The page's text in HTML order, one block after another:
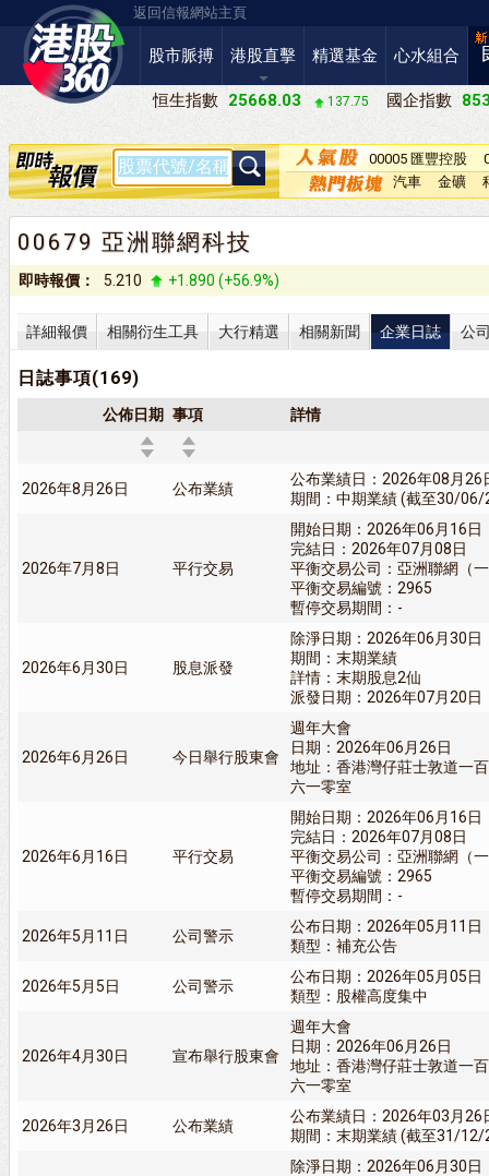
返回信報網站主頁
股市脈搏 港股直擊 精選基金 心水組合
恒生指數 25668.03 137.75 國企指數
00005 匯豐控股
汽車 金礦
00679 亞洲聯網科技
即時報價： 5.210 +1.890 (+56.9%)
詳細報價 相關衍生工具 大行精選 相關新聞 企業日誌 公
日誌事項(169)
公佈日期 事項 詳情
2026年8月26日 公布業績
公布業績日：2026年08月26
期間：中期業績 (截至30/06/
2026年7月8日 平行交易
開始日期：2026年06月16日
完結日：2026年07月08日
平衡交易公司：亞洲聯網（
平衡交易編號：2965
暫停交易期間：-
2026年6月30日 股息派發
除淨日期：2026年06月30日
期間：末期業績
詳情：末期股息2仙
派發日期：2026年07月20日
2026年6月26日 今日舉行股東會
週年大會
日期：2026年06月26日
地址：香港灣仔莊士敦道一
六一零室
2026年6月16日 平行交易
開始日期：2026年06月16日
完結日：2026年07月08日
平衡交易公司：亞洲聯網（
平衡交易編號：2965
暫停交易期間：-
2026年5月11日 公司警示
公布日期：2026年05月11日
類型：補充公告
2026年5月5日 公司警示
公布日期：2026年05月05日
類型：股權高度集中
2026年4月30日 宣布舉行股東會
週年大會
日期：2026年06月26日
地址：香港灣仔莊士敦道一
六一零室
2026年3月26日 公布業績
公布業績日：2026年03月26
期間：末期業績 (截至31/12/
除淨日期：2026年06月30日